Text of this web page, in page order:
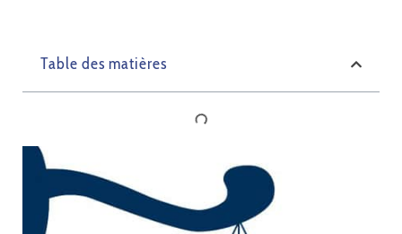
Table des matières